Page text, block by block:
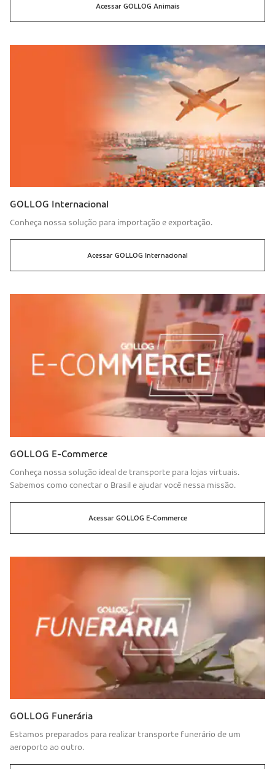
Acessar GOLLOG Animais
GOLLOG Internacional
Conheça nossa solução para importação e exportação.
Acessar GOLLOG Internacional
GOLLOG E-Commerce
Conheça nossa solução ideal de transporte para lojas virtuais.
Sabemos como conectar o Brasil e ajudar você nessa missão.
Acessar GOLLOG E-Commerce
GOLLOG Funerária
Estamos preparados para realizar transporte funerário de um
aeroporto ao outro.